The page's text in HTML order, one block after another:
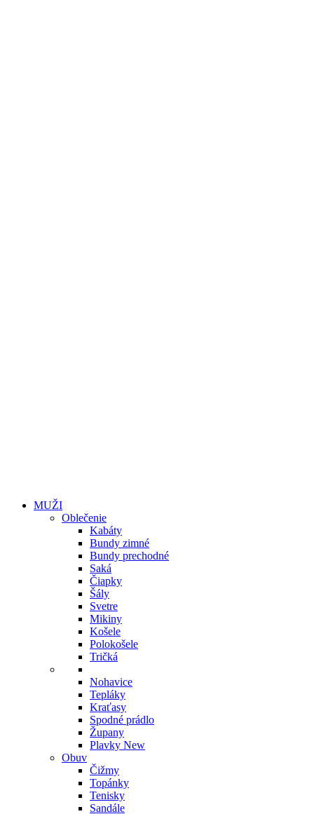
MUŽI
Oblečenie
Kabáty
Bundy zimné
Bundy prechodné
Saká
Čiapky
Šály
Svetre
Mikiny
Košele
Polokošele
Tričká
Nohavice
Tepláky
Kraťasy
Spodné prádlo
Župany
Plavky New
Obuv
Čižmy
Topánky
Tenisky
Sandále